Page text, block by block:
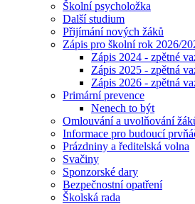
Školní psycholožka
Další studium
Přijímání nových žáků
Zápis pro školní rok 2026/
Zápis 2024 - zpětné
Zápis 2025 - zpětná
Zápis 2026 - zpětná
Primární prevence
Nenech to být
Omlouvání a uvolňování
Informace pro budoucí
Prázdniny a ředitelská volna
Svačiny
Sponzorské dary
Bezpečnostní opatření
Školská rada